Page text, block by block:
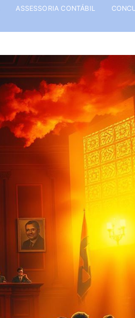
ASSESSORIA CONTÁBIL